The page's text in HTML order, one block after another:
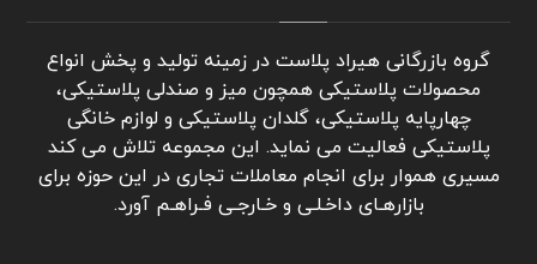
گروه بازرگانی هیراد پلاست در زمینه تولید و پخش انواع
محصولات پلاستیکی همچون میز و صندلی پلاستیکی،
چهارپایه پلاستیکی، گلدان پلاستیکی و لوازم خانگی
پلاستیکی فعالیت می نماید. این مجموعه تلاش می کند
مسیری هموار برای انجام معاملات تجاری در این حوزه برای
بازارهـای داخـلـی و خـارجـی فـراهـم آورد.